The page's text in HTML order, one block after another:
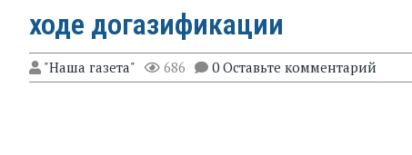
ходе догазификации
"Наша газета" 686 0 Оставьте комментарий